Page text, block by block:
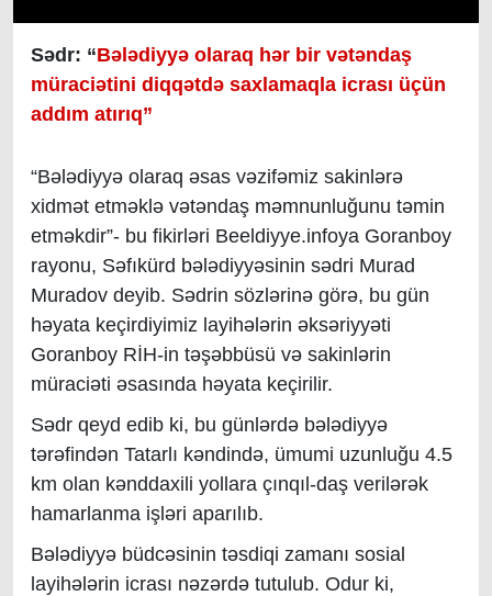
Sədr: “Bələdiyyə olaraq hər bir vətəndaş
müraciətini diqqətdə saxlamaqla icrası üçün
addım atırıq”
“Bələdiyyə olaraq əsas vəzifəmiz sakinlərə
xidmət etməklə vətəndaş məmnunluğunu təmin
etməkdir”- bu fikirləri Beeldiyye.infoya Goranboy
rayonu, Səfıkürd bələdiyyəsinin sədri Murad
Muradov deyib. Sədrin sözlərinə görə, bu gün
həyata keçirdiyimiz layihələrin əksəriyyəti
Goranboy RİH-in təşəbbüsü və sakinlərin
müraciəti əsasında həyata keçirilir.
Sədr qeyd edib ki, bu günlərdə bələdiyyə
tərəfindən Tatarlı kəndində, ümumi uzunluğu 4.5
km olan kənddaxili yollara çınqıl-daş verilərək
hamarlanma işləri aparılıb.
Bələdiyyə büdcəsinin təsdiqi zamanı sosial
layihələrin icrası nəzərdə tutulub. Odur ki,